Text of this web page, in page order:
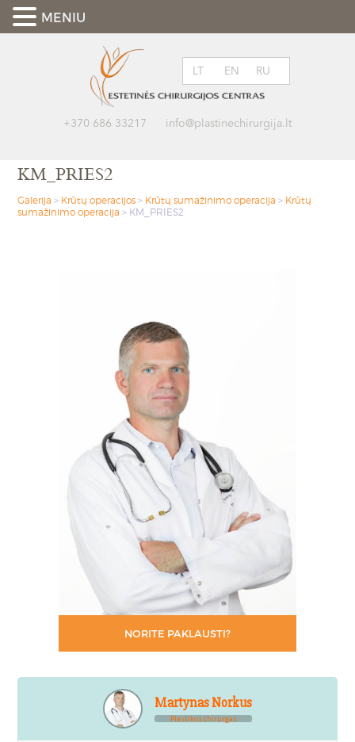
+370 686 33217 info@plastinechirurgija.lt
LT EN RU
KM_PRIES2
Galerija > Krūtų operacijos > Krūtų sumažinimo operacija > Krūtų
sumažinimo operacija > KM_PRIES2
NORITE PAKLAUSTI?
Martynas Norkus
Plastikos chirurgas
MENIU